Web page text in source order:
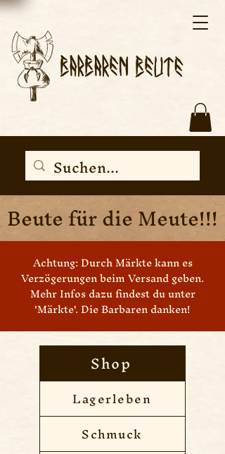
Beute für die Meute!!!
Achtung: Durch Märkte kann es
Verzögerungen beim Versand geben.
Mehr Infos dazu findest du unter
'Märkte'. Die Barbaren danken!
Shop
Lagerleben
Schmuck